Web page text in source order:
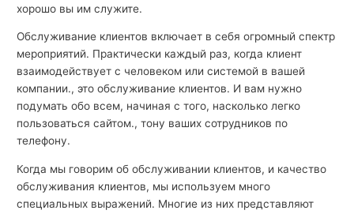
хорошо вы им служите.
Обслуживание клиентов включает в себя огромный спектр
мероприятий. Практически каждый раз, когда клиент
взаимодействует с человеком или системой в вашей
компании., это обслуживание клиентов. И вам нужно
подумать обо всем, начиная с того, насколько легко
пользоваться сайтом., тону ваших сотрудников по
телефону.
Когда мы говорим об обслуживании клиентов, и качество
обслуживания клиентов, мы используем много
специальных выражений. Многие из них представляют